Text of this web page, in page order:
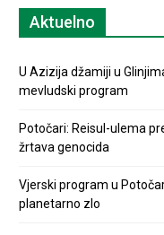
Aktuelno
U Azizija džamiji u
mevludski program
Potočari: Reisul-ulema
žrtava genocida
Vjerski program u
planetarno zlo